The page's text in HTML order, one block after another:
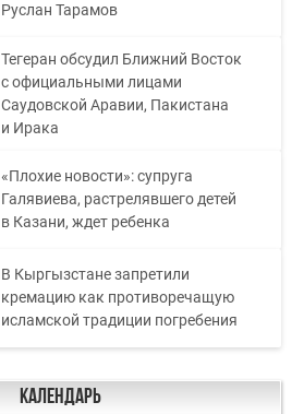
Руслан Тарамов
Тегеран обсудил Ближний Восток
с официальными лицами
Саудовской Аравии, Пакистана
и Ирака
«Плохие новости»: супруга
Галявиева, растрелявшего детей
в Казани, ждет ребенка
В Кыргызстане запретили
кремацию как противоречащую
исламской традиции погребения
Календарь